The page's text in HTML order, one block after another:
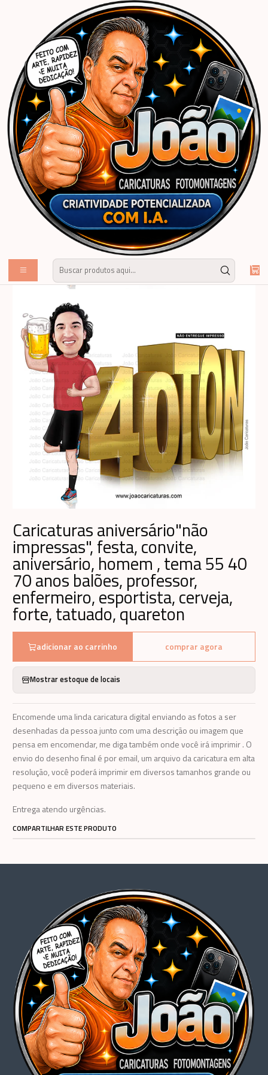
Caricaturas Personalizadas | João Caricaturas Homem
Caricaturas aniversário"não impressas", festa, convite, aniversário,
homem , tema 55 40 70 anos balões, professor, enfermeiro, esportista,
cerveja, forte, tatuado, quareton
Caricaturas aniversário"não
impressas", festa, convite,
aniversário, homem , tema 55 40
70 anos balões, professor,
enfermeiro, esportista, cerveja,
forte, tatuado, quareton
adicionar ao carrinho comprar agora
Mostrar estoque de locais
Encomende uma linda caricatura digital enviando as fotos a ser
desenhadas da pessoa junto com uma descrição ou imagem que
pensa em encomendar, me diga também onde você irá imprimir . O
envio do desenho final é por email, um arquivo da caricatura em alta
resolução, você poderá imprimir em diversos tamanhos grande ou
pequeno e em diversos materiais.
Entrega atendo urgências.
COMPARTILHAR ESTE PRODUTO